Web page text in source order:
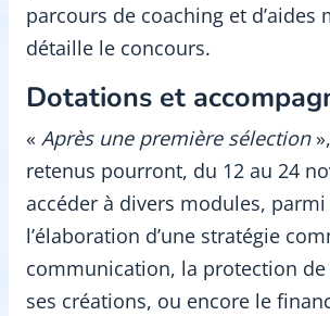
parcours de coaching et d’aides
détaille le concours.
Dotations et
« Après une première sélection
retenus pourront, du 12 au 24
accéder à divers modules,
l’élaboration d’une stratégie
communication, la protection
ses créations, ou encore le